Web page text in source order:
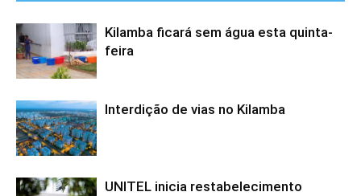
Kilamba ficará sem água esta quinta-
feira
Interdição de vias no Kilamba
UNITEL inicia restabelecimento